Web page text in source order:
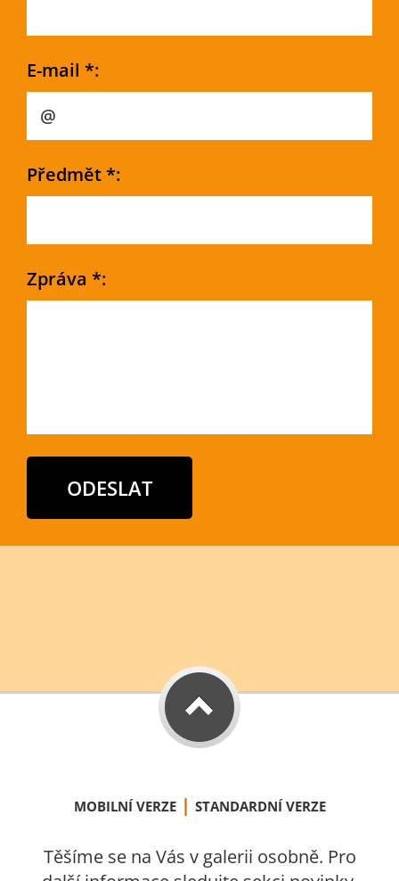
E-mail *:
Předmět *:
Zpráva *:
MOBILNÍ VERZE | STANDARDNÍ VERZE
Těšíme se na Vás v galerii osobně. Pro